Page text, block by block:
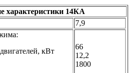
характеристики 14КА
7,9
кВт
66
12,2
1800